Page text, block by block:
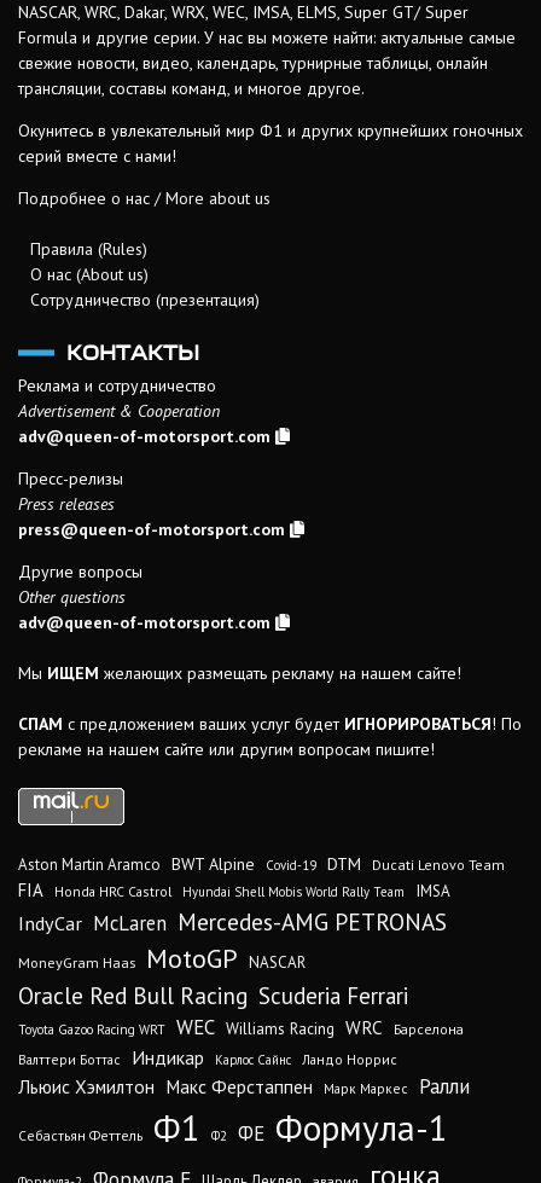
NASCAR, WRC, Dakar, WRX, WEC, IMSA, ELMS, Super GT/ Super
Formula и другие серии. У нас вы можете найти: актуальные самые
свежие новости, видео, календарь, турнирные таблицы, онлайн
трансляции, составы команд, и многое другое.
Окунитесь в увлекательный мир Ф1 и других крупнейших гоночных
серий вместе с нами!
Подробнее о нас / More about us
Правила (Rules)
О нас (About us)
Сотрудничество (презентация)
КОНТАКТЫ
Реклама и сотрудничество
Advertisement & Cooperation
adv@queen-of-motorsport.com
Пресс-релизы
Press releases
press@queen-of-motorsport.com
Другие вопросы
Other questions
adv@queen-of-motorsport.com
Мы ИЩЕМ желающих размещать рекламу на нашем сайте!
СПАМ с предложением ваших услуг будет ИГНОРИРОВАТЬСЯ! По
рекламе на нашем сайте или другим вопросам пишите!
Aston Martin Aramco BWT Alpine Covid-19 DTM Ducati Lenovo Team
FIA Honda HRC Castrol Hyundai Shell Mobis World Rally Team IMSA
IndyCar McLaren Mercedes-AMG PETRONAS
MoneyGram Haas MotoGP NASCAR
Oracle Red Bull Racing Scuderia Ferrari
Toyota Gazoo Racing WRT WEC Williams Racing WRC
Барселона
Валттери Боттас
Индикар Карлос Сайнс Ландо Норрис
Льюис Хэмилтон Макс Ферстаппен Марк Маркес Ралли
Себастьян Феттель Ф1 Ф2 ФЕ Формула-1